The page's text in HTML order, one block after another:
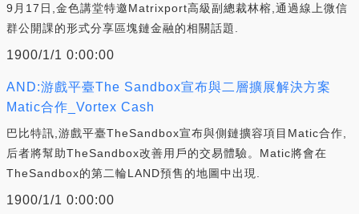
9月17日,金色講堂特邀Matrixport高級副總裁林榕,通過線上微信
群公開課的形式分享區塊鏈金融的相關話題.
1900/1/1 0:00:00
AND:游戲平臺The Sandbox宣布與二層擴展解決方案
Matic合作_Vortex Cash
巴比特訊,游戲平臺TheSandbox宣布與側鏈擴容項目Matic合作,
后者將幫助TheSandbox改善用戶的交易體驗。Matic將會在
TheSandbox的第二輪LAND預售的地圖中出現.
1900/1/1 0:00:00